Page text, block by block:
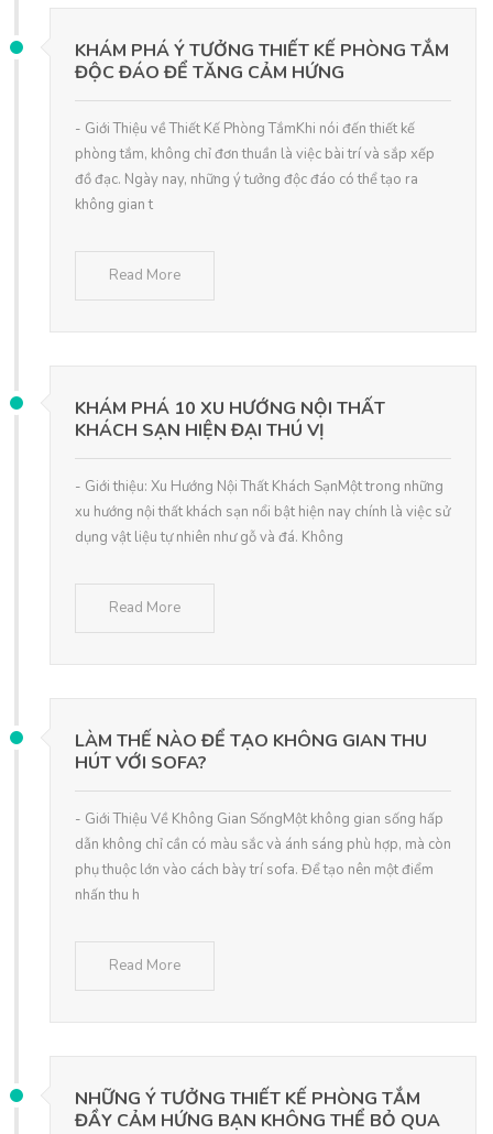
KHÁM PHÁ Ý TƯỞNG THIẾT KẾ PHÒNG TẮM
ĐỘC ĐÁO ĐỂ TĂNG CẢM HỨNG
- Giới Thiệu về Thiết Kế Phòng TắmKhi nói đến thiết kế
phòng tắm, không chỉ đơn thuần là việc bài trí và sắp xếp
đồ đạc. Ngày nay, những ý tưởng độc đáo có thể tạo ra
không gian t
Read More
KHÁM PHÁ 10 XU HƯỚNG NỘI THẤT
KHÁCH SẠN HIỆN ĐẠI THÚ VỊ
- Giới thiệu: Xu Hướng Nội Thất Khách SạnMột trong những
xu hướng nội thất khách sạn nổi bật hiện nay chính là việc sử
dụng vật liệu tự nhiên như gỗ và đá. Không
Read More
LÀM THẾ NÀO ĐỂ TẠO KHÔNG GIAN THU
HÚT VỚI SOFA?
- Giới Thiệu Về Không Gian SốngMột không gian sống hấp
dẫn không chỉ cần có màu sắc và ánh sáng phù hợp, mà còn
phụ thuộc lớn vào cách bày trí sofa. Để tạo nên một điểm
nhấn thu h
Read More
NHỮNG Ý TƯỞNG THIẾT KẾ PHÒNG TẮM
ĐẦY CẢM HỨNG BẠN KHÔNG THỂ BỎ QUA